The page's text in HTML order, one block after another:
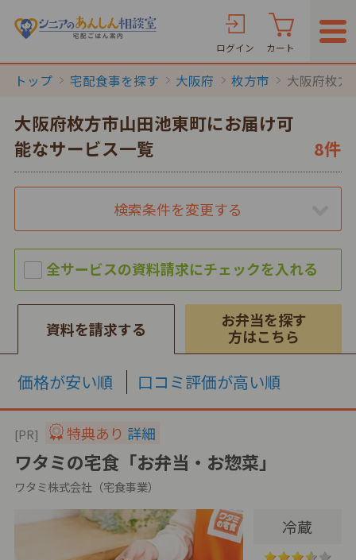
ログイン カート
トップ 宅配食事を探す 大阪府 枚方市 大阪府枚方
大阪府枚方市山田池東町にお届け可
能なサービス一覧
8件
検索条件を変更する
資料を請求する
お弁当を探す
方はこちら
価格が安い順 口コミ評価が高い順
[PR] 特典あり 詳細
ワタミの宅食「お弁当・お惣菜」
ワタミ株式会社（宅食事業）
冷蔵